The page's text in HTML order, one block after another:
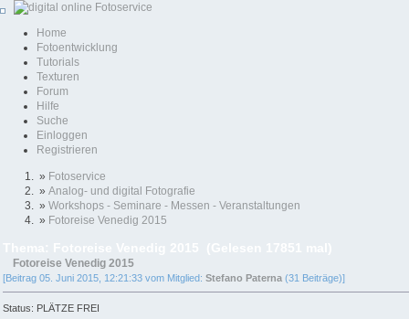
Home
Fotoentwicklung
Tutorials
Texturen
Forum
Hilfe
Suche
Einloggen
Registrieren
» Fotoservice
» Analog- und digital Fotografie
» Workshops - Seminare - Messen - Veranstaltungen
» Fotoreise Venedig 2015
Fotoreise Venedig 2015
[Beitrag 05. Juni 2015, 12:21:33 vom Mitglied: Stefano Paterna (31 Beiträge)]
Status: PLÄTZE FREI